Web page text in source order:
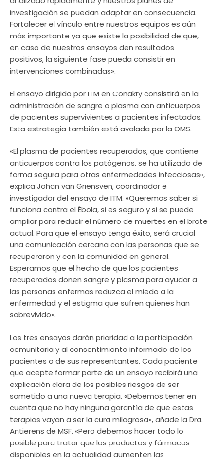
investigación se puedan adaptar en consecuencia.
Fortalecer el vínculo entre nuestros equipos es aún
más importante ya que existe la posibilidad de que,
en caso de nuestros ensayos den resultados
positivos, la siguiente fase pueda consistir en
intervenciones combinadas».
El ensayo dirigido por ITM en Conakry consistirá en la
administración de sangre o plasma con anticuerpos
de pacientes supervivientes a pacientes infectados.
Esta estrategia también está avalada por la OMS.
«El plasma de pacientes recuperados, que contiene
anticuerpos contra los patógenos, se ha utilizado de
forma segura para otras enfermedades infecciosas»,
explica Johan van Griensven, coordinador e
investigador del ensayo de ITM. «Queremos saber si
funciona contra el Ébola, si es seguro y si se puede
ampliar para reducir el número de muertes en el brote
actual. Para que el ensayo tenga éxito, será crucial
una comunicación cercana con las personas que se
recuperaron y con la comunidad en general.
Esperamos que el hecho de que los pacientes
recuperados donen sangre y plasma para ayudar a
las personas enfermas reduzca el miedo a la
enfermedad y el estigma que sufren quienes han
sobrevivido».
Los tres ensayos darán prioridad a la participación
comunitaria y al consentimiento informado de los
pacientes o de sus representantes. Cada paciente
que acepte formar parte de un ensayo recibirá una
explicación clara de los posibles riesgos de ser
sometido a una nueva terapia. «Debemos tener en
cuenta que no hay ninguna garantía de que estas
terapias vayan a ser la cura milagrosa», añade la Dra.
Antierens de MSF. «Pero debemos hacer todo lo
posible para tratar que los productos y fármacos
disponibles en la actualidad aumenten las